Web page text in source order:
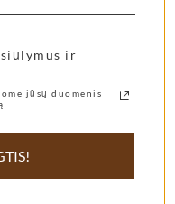
INFORMACIJA
ir
jūsų duomenis